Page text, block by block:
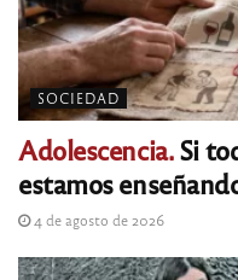
SOCIEDAD
Adolescencia.Si
estamos
4 de agosto de 2026